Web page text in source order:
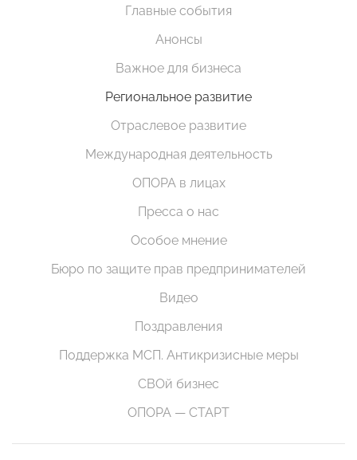
Главные события
Анонсы
Важное для бизнеса
Региональное развитие
Отраслевое развитие
Международная деятельность
ОПОРА в лицах
Пресса о нас
Особое мнение
Бюро по защите прав предпринимателей
Видео
Поздравления
Поддержка МСП. Антикризисные меры
СВОй бизнес
ОПОРА — СТАРТ